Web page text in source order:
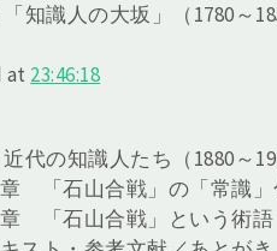
知識人の大坂」（1780～
at 23:46:18
代の知識人たち（1880～
「石山合戦」の「常識」
「石山合戦」という術語